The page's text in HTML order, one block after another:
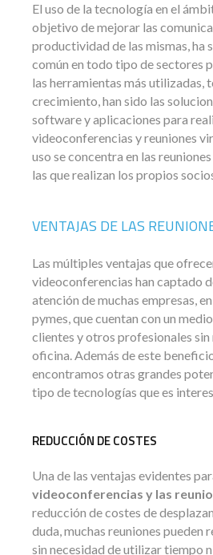
El uso de la tecnología en el
objetivo de mejorar las
productividad de las mismas, ha
común en todo tipo de sectores
las herramientas más utilizadas,
crecimiento, han sido las
software y aplicaciones para
videoconferencias y reuniones
uso se concentra en las
las que realizan los propios
VENTAJAS DE LAS
Las múltiples ventajas que
videoconferencias han captado
atención de muchas empresas,
pymes, que cuentan con un
clientes y otros profesionales sin
oficina. Además de este
encontramos otras grandes
tipo de tecnologías que es
REDUCCIÓN DE COSTES
Una de las ventajas evidentes
videoconferencias y las
reducción de costes de
duda, muchas reuniones pueden
sin necesidad de utilizar tiempo